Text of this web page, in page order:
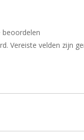
beoordelen
Vereiste velden zijn